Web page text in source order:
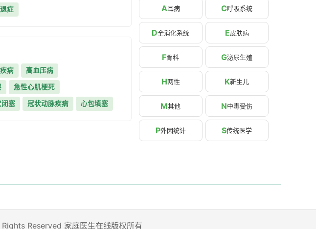
症
病 高血压病
急性心肌梗死
塞 冠状动脉疾病 心包填塞
A耳病 C呼吸系统
D全消化系统 E皮肤病
F骨科 G泌尿生殖
H两性 K新生儿
M其他 N中毒受伤
P外因统计 S传统医学
Reserved 家庭医生在线版权所有